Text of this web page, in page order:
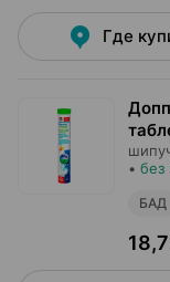
Где
• без
БАД